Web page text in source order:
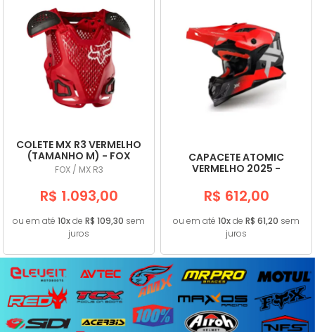
COLETE MX R3 VERMELHO
(TAMANHO M) - FOX
FOX / MX R3
R$ 1.093,00
ou em até 10xde R$ 109,30 sem
juros
CAPACETE ATOMIC
VERMELHO 2025 -
R$ 612,00
ou em até 10xde R$ 61,20 sem
juros